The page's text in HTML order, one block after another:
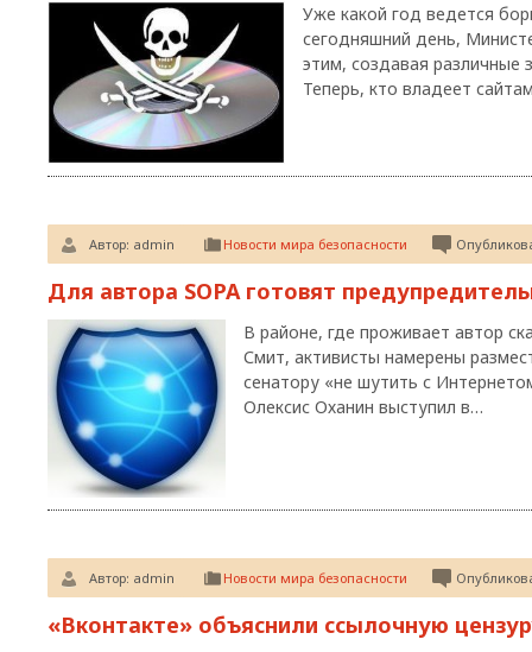
Уже какой год ведется
сегодняшний день,
этим, создавая различные
Теперь, кто владеет
Автор: admin Новости мира безопасности
Для автора SOPA готовят
В районе, где проживает автор
Смит, активисты намерены
сенатору «не шутить с
Олексис Оханин выступил в…
Автор: admin Новости мира безопасности
«Вконтакте» объяснили ссылочную